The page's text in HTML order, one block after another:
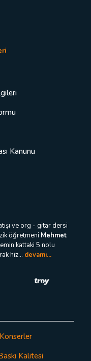
Kanunu
ve org - gitar dersi
öğretmeni Mehmet
kattaki 5 nolu
hiz... devamı...
Konserler
Kalitesi